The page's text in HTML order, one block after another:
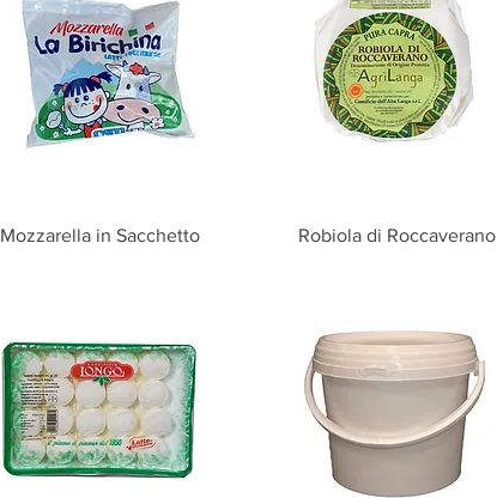
Vista rapida
Mozzarella in Sacchetto Vista rapida
Robiola di Roccaverano